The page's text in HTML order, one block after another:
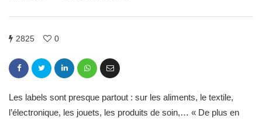
2825 0
Les labels sont presque partout : sur les aliments, le textile,
l’électronique, les jouets, les produits de soin,… « De plus en